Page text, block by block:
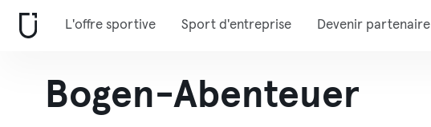
L'offre sportive Sport d'entreprise Devenir partenaire
Bogen-Abenteuer